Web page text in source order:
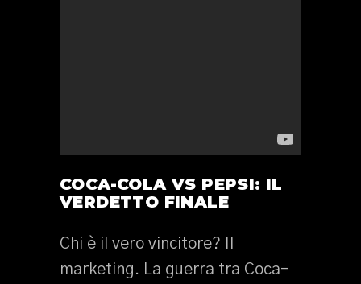
COCA-COLA VS PEPSI: IL
VERDETTO FINALE
Chi è il vero vincitore? Il
marketing. La guerra tra Coca-